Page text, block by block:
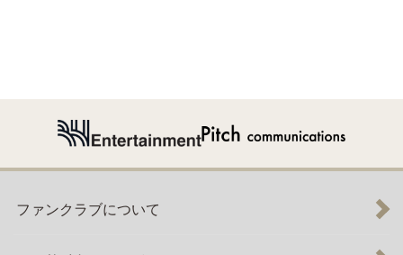
ファンクラブについて